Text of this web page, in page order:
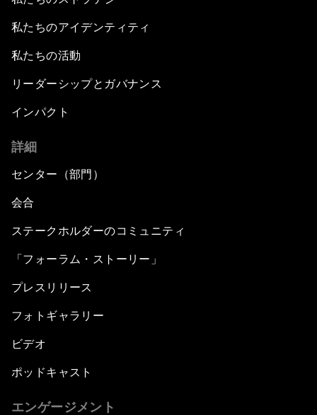
私たちのアイデンティティ
私たちの活動
リーダーシップとガバナンス
インパクト
詳細
センター（部門）
会合
ステークホルダーのコミュニティ
「フォーラム・ストーリー」
プレスリリース
フォトギャラリー
ビデオ
ポッドキャスト
エンゲージメント